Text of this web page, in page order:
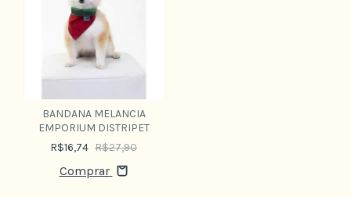
BANDANA MELANCIA
EMPORIUM DISTRIPET
R$16,74 R$27,90
Comprar